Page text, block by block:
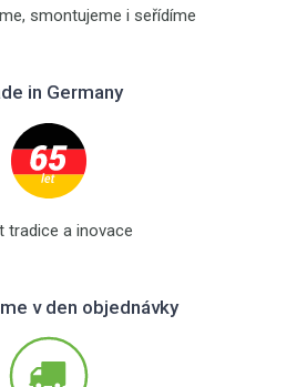
smontujeme i seřídíme
in Germany
tradice a inovace
v den objednávky